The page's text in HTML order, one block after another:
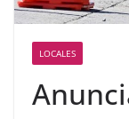
LOCALES